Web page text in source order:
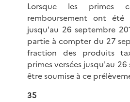
Lorsque les primes
remboursement ont été
jusqu'au 26 septembre
partie à compter du 27
fraction des produits
primes versées jusqu'au
être soumise à ce
35